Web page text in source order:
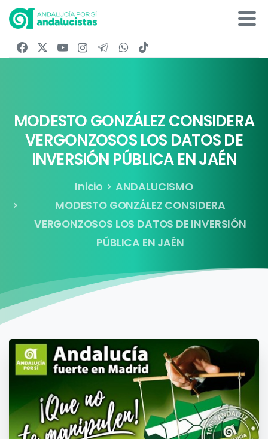
MODESTOGONZÁLEZCONSIDERA
VERGONZOSOS LOS DATOSDE
INVERSIÓN PÚBLICA ENJAÉN
Inicio
ANDALUCISMO
MODESTO GONZÁLEZ CONSIDERA
VERGONZOSOS LOS DATOS DE INVERSIÓN
PÚBLICA EN JAÉN